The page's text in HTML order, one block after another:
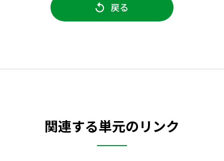
戻る
関連する単元のリンク